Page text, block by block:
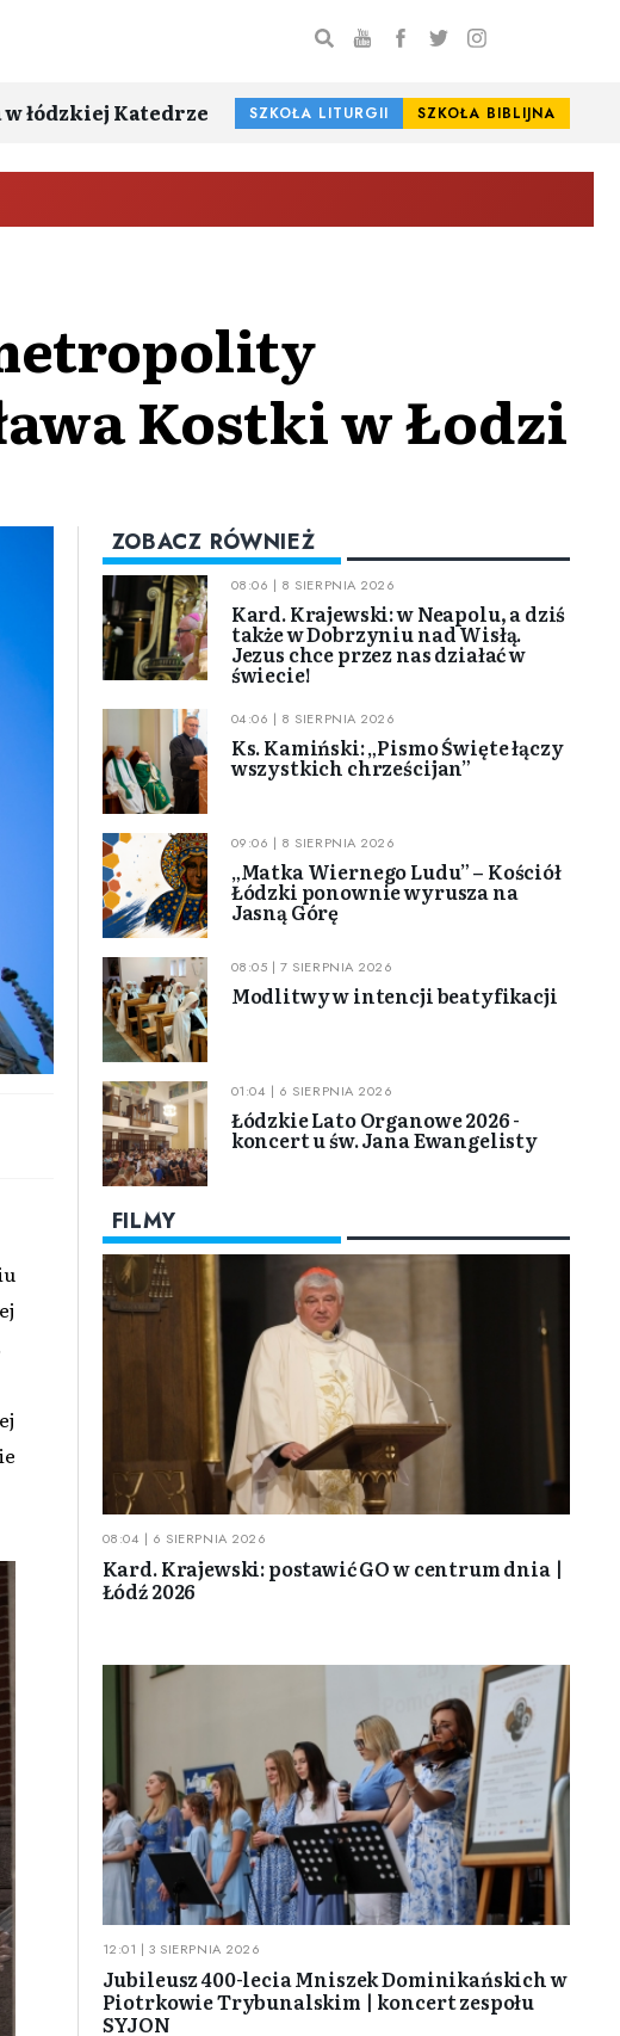
łódzkiej Katedrze SZKOŁA LITURGII SZKOŁA BIBLIJNA
Kostki w Łodzi
ZOBACZ RÓWNIEŻ
08:06 | 8 SIERPNIA 2026
Kard. Krajewski: w Neapolu, a dziś
także w Dobrzyniu nad Wisłą.
Jezus chce przez nas działać w
świecie!
04:06 | 8 SIERPNIA 2026
Ks. Kamiński: „Pismo Święte łączy
wszystkich chrześcijan”
09:06 | 8 SIERPNIA 2026
„Matka Wiernego Ludu” – Kościół
Łódzki ponownie wyrusza na
Jasną Górę
08:05 | 7 SIERPNIA 2026
Modlitwy w intencji beatyfikacji
01:04 | 6 SIERPNIA 2026
Łódzkie Lato Organowe 2026 -
koncert u św. Jana Ewangelisty
FILMY
08:04 | 6 SIERPNIA 2026
Kard. Krajewski: postawić GO w centrum dnia |
Łódź 2026
12:01 | 3 SIERPNIA 2026
Jubileusz 400-lecia Mniszek Dominikańskich w
Piotrkowie Trybunalskim | koncert zespołu
SYJON